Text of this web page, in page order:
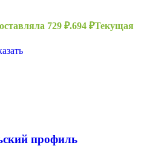
729 ₽.694 ₽Текущая
профиль